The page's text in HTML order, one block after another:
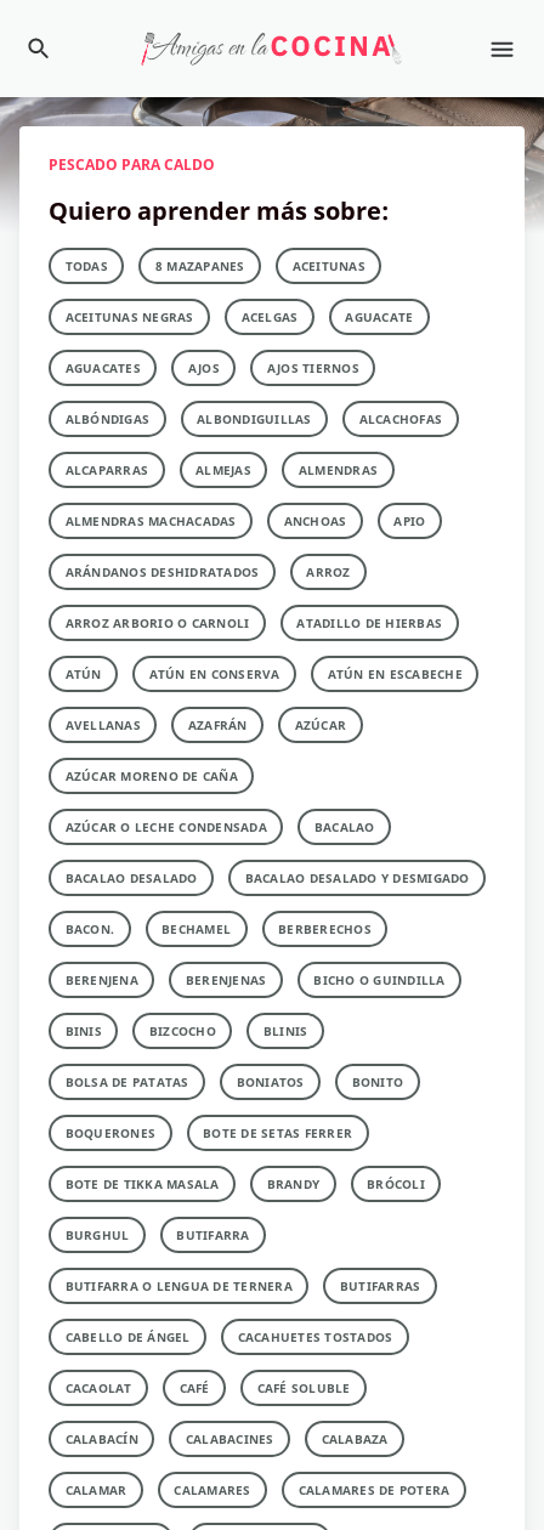
PESCADO PARA CALDO
Quiero aprender más sobre:
TODAS 8 MAZAPANES ACEITUNAS
ACEITUNAS NEGRAS ACELGAS AGUACATE
AGUACATES AJOS AJOS TIERNOS
ALBÓNDIGAS ALBONDIGUILLAS ALCACHOFAS
ALCAPARRAS ALMEJAS ALMENDRAS
ALMENDRAS MACHACADAS ANCHOAS APIO
ARÁNDANOS DESHIDRATADOS ARROZ
ARROZ ARBORIO O CARNOLI ATADILLO DE HIERBAS
ATÚN ATÚN EN CONSERVA ATÚN EN ESCABECHE
AVELLANAS AZAFRÁN AZÚCAR
AZÚCAR MORENO DE CAÑA
AZÚCAR O LECHE CONDENSADA BACALAO
BACALAO DESALADO BACALAO DESALADO Y DESMIGADO
BACON. BECHAMEL BERBERECHOS
BERENJENA BERENJENAS BICHO O GUINDILLA
BINIS BIZCOCHO BLINIS
BOLSA DE PATATAS BONIATOS BONITO
BOQUERONES BOTE DE SETAS FERRER
BOTE DE TIKKA MASALA BRANDY BRÓCOLI
BURGHUL BUTIFARRA
BUTIFARRA O LENGUA DE TERNERA BUTIFARRAS
CABELLO DE ÁNGEL CACAHUETES TOSTADOS
CACAOLAT CAFÉ CAFÉ SOLUBLE
CALABACÍN CALABACINES CALABAZA
CALAMAR CALAMARES CALAMARES DE POTERA